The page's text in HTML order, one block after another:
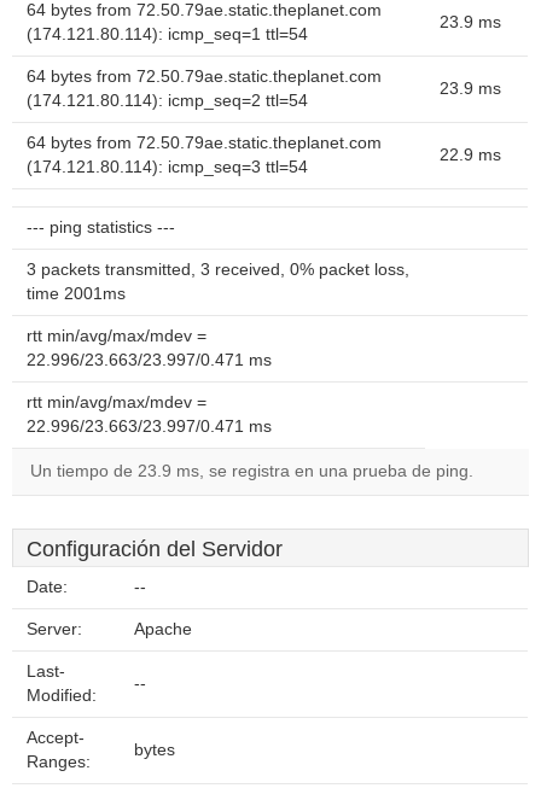
64 bytes from 72.50.79ae.static.theplanet.com
(174.121.80.114): icmp_seq=1 ttl=54
23.9 ms
64 bytes from 72.50.79ae.static.theplanet.com
(174.121.80.114): icmp_seq=2 ttl=54
23.9 ms
64 bytes from 72.50.79ae.static.theplanet.com
(174.121.80.114): icmp_seq=3 ttl=54
22.9 ms
--- ping statistics ---
3 packets transmitted, 3 received, 0% packet loss,
time 2001ms
rtt min/avg/max/mdev =
22.996/23.663/23.997/0.471 ms
rtt min/avg/max/mdev =
22.996/23.663/23.997/0.471 ms
Un tiempo de 23.9 ms, se registra en una prueba de ping.
Configuración del Servidor
Date: --
Server: Apache
Last-
Modified:
--
Accept-
Ranges:
bytes